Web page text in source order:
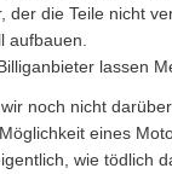
der die Teile nicht
aufbauen.
lassen
noch nicht
eines
wie tödlich